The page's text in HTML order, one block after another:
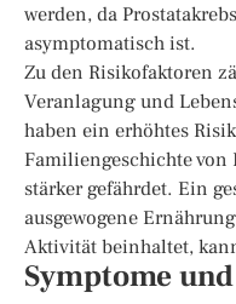
werden, da
asymptomatisch ist.
Zu den Risikofaktoren
Veranlagung und
haben ein erhöhtes
Familiengeschichte von
stärker gefährdet. Ein
ausgewogene
Aktivität beinhaltet,
Symptome